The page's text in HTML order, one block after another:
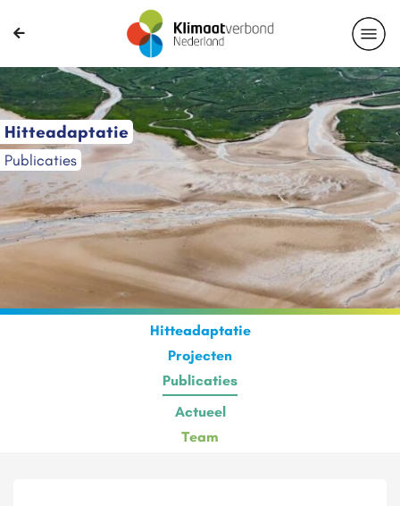
Hitteadaptatie
Publicaties
Hitteadaptatie
Projecten
Publicaties
Actueel
Team